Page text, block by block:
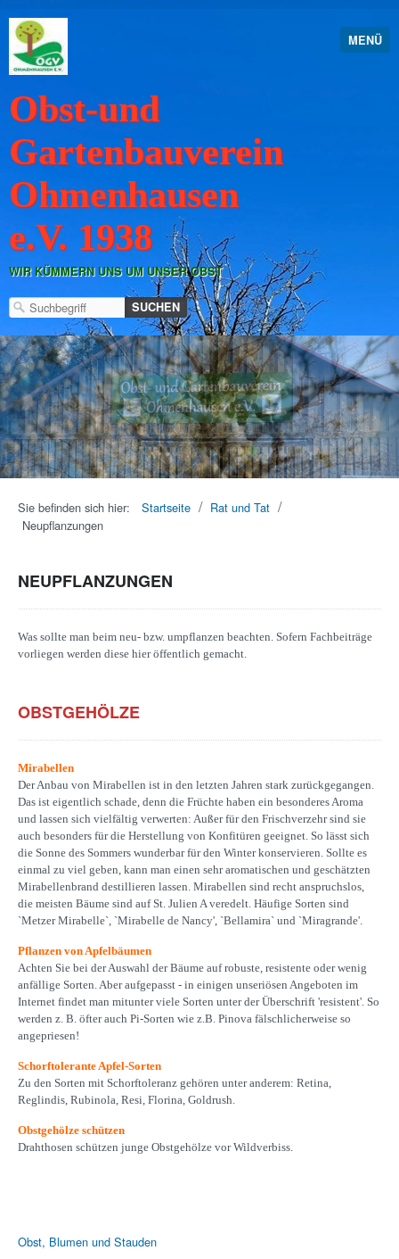
MENÜ
Obst-und
Gartenbauverein
Ohmenhausen
e.V. 1938
WIR KÜMMERN UNS UM UNSER OBST
1 2 3 4 5 6 7 8 910
Sie befinden sich hier: Startseite / Rat und Tat /
Neupflanzungen
NEUPFLANZUNGEN
Was sollte man beim neu- bzw. umpflanzen beachten. Sofern Fachbeiträge
vorliegen werden diese hier öffentlich gemacht.
OBSTGEHÖLZE
Mirabellen
Der Anbau von Mirabellen ist in den letzten Jahren stark zurückgegangen.
Das ist eigentlich schade, denn die Früchte haben ein besonderes Aroma
und lassen sich vielfältig verwerten: Außer für den Frischverzehr sind sie
auch besonders für die Herstellung von Konfitüren geeignet. So lässt sich
die Sonne des Sommers wunderbar für den Winter konservieren. Sollte es
einmal zu viel geben, kann man einen sehr aromatischen und geschätzten
Mirabellenbrand destillieren lassen. Mirabellen sind recht anspruchslos,
die meisten Bäume sind auf St. Julien A veredelt. Häufige Sorten sind
`Metzer Mirabelle`, `Mirabelle de Nancy', `Bellamira` und `Miragrande'.
Pflanzen von Apfelbäumen
Achten Sie bei der Auswahl der Bäume auf robuste, resistente oder wenig
anfällige Sorten. Aber aufgepasst - in einigen unseriösen Angeboten im
Internet findet man mitunter viele Sorten unter der Überschrift 'resistent'. So
werden z. B. öfter auch Pi-Sorten wie z.B. Pinova fälschlicherweise so
angepriesen!
Schorftolerante Apfel-Sorten
Zu den Sorten mit Schorftoleranz gehören unter anderem: Retina,
Reglindis, Rubinola, Resi, Florina, Goldrush.
Obstgehölze schützen
Drahthosen schützen junge Obstgehölze vor Wildverbiss.
Obst, Blumen und Stauden